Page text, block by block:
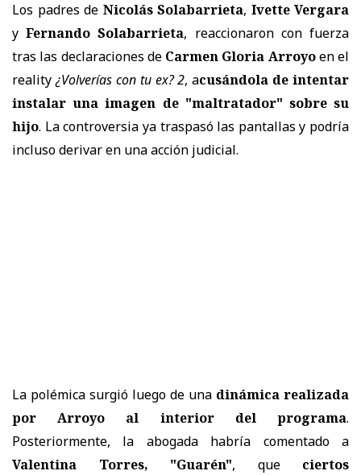
Los padres de Nicolás Solabarrieta, Ivette Vergara
yFernando Solabarrieta, reaccionaron con fuerza
tras las declaraciones de Carmen Gloria Arroyoen el
reality¿Volverías con tu ex? 2, acusándola de intentar
instalar una imagen de "maltratador" sobre su
hijo. La controversia ya traspasó las pantallas y podría
incluso derivar en una acción judicial.
La polémica surgió luego de una dinámica realizada
por Arroyo al interior del programa.
Posteriormente, la abogada habría comentado a
Valentina Torres, "Guarén", que ciertos